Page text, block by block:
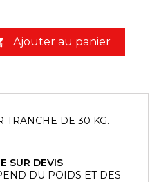
Ajouter au panier
TRANCHE DE 30 KG.
SUR DEVIS
DU POIDS ET DES